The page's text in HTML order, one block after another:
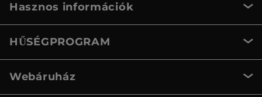
Hasznos információk
HŰSÉGPROGRAM
Webáruház